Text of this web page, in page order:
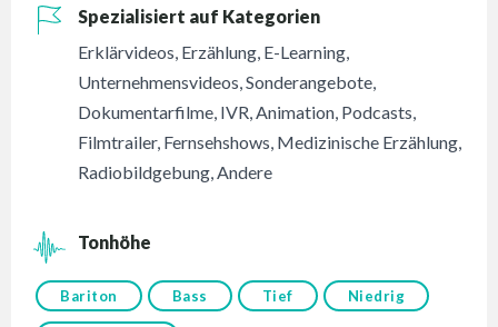
Spezialisiert auf Kategorien
Erklärvideos, Erzählung, E-Learning,
Unternehmensvideos,Sonderangebote,
Dokumentarfilme, IVR,Animation, Podcasts,
Filmtrailer, Fernsehshows, Medizinische Erzählung,
Radiobildgebung,Andere
Tonhöhe
Bariton Bass Tief Niedrig